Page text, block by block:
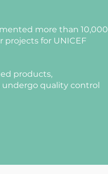
more than 10,000
projects for UNICEF
products,
quality control